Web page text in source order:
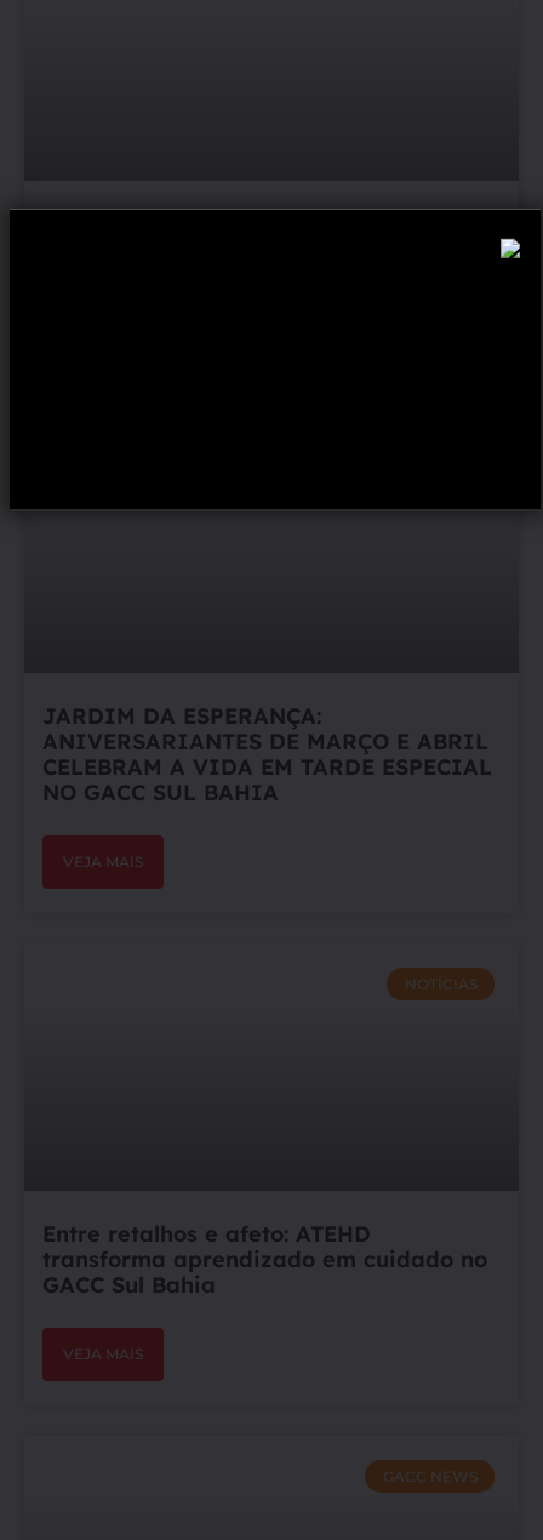
JARDIM DA ESPERANÇA:
ANIVERSARIANTES DE MARÇO E ABRIL
CELEBRAM A VIDA EM TARDE ESPECIAL
NO GACC SUL BAHIA
VEJA MAIS
NOTÍCIAS
Entre retalhos e afeto: ATEHD
transforma aprendizado em cuidado no
GACC Sul Bahia
VEJA MAIS
GACC NEWS